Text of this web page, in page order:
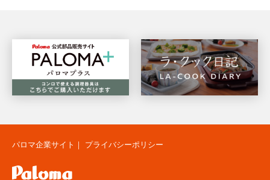
パロマ企業サイト ｜ プライバシーポリシー